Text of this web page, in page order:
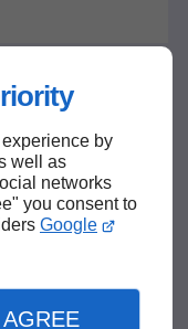
by
well as
networks
you consent to
Google
AGREE